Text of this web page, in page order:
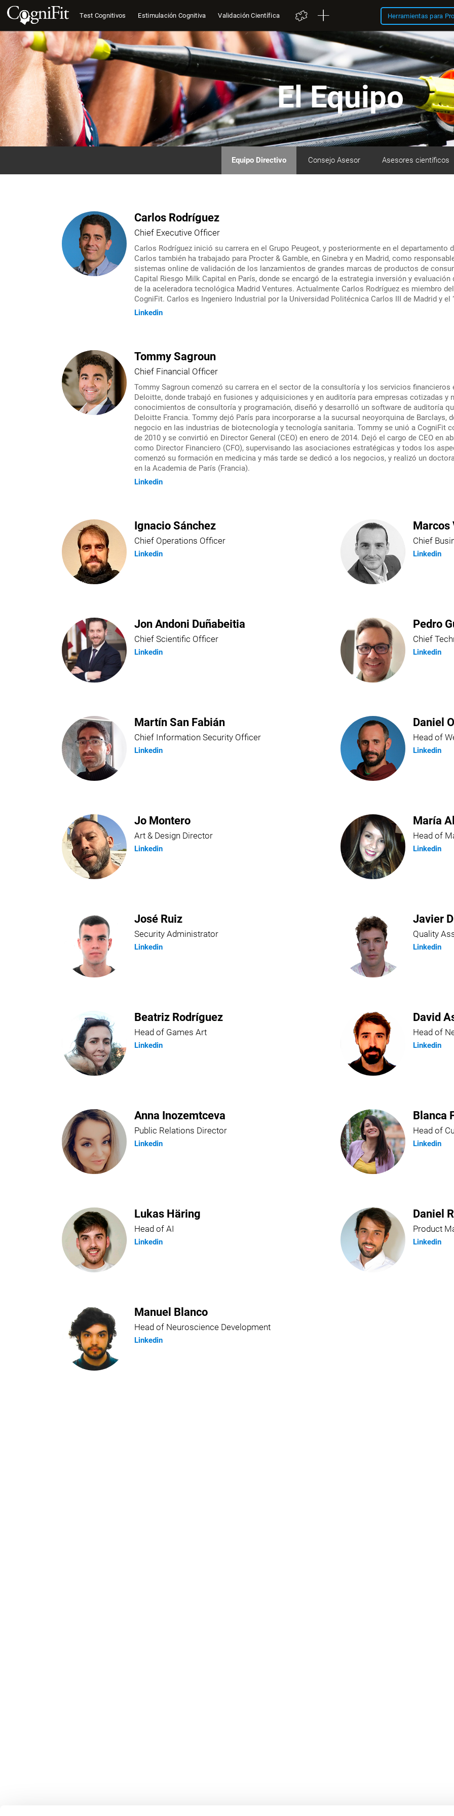
Test Cognitivos Estimulación Cognitiva Validación Científica Herramientas para
El Equipo
Equipo Directivo Consejo Asesor Asesores científicos
Carlos Rodríguez
Chief Executive Officer
Carlos Rodríguez inició su carrera en el Grupo Peugeot, y posteriormente en el departamento
Carlos también ha trabajado para Procter & Gamble, en Ginebra y en Madrid, como
sistemas online de validación de los lanzamientos de grandes marcas de productos de
Capital Riesgo Milk Capital en París, donde se encargó de la estrategia inversión y
de la aceleradora tecnológica Madrid Ventures. Actualmente Carlos Rodríguez es miembro
CogniFit. Carlos es Ingeniero Industrial por la Universidad Politécnica Carlos III de Madrid y el
Linkedin
Tommy Sagroun
Chief Financial Officer
Tommy Sagroun comenzó su carrera en el sector de la consultoría y los servicios financieros
Deloitte, donde trabajó en fusiones y adquisiciones y en auditoría para empresas cotizadas y
conocimientos de consultoría y programación, diseñó y desarrolló un software de auditoría
Deloitte Francia. Tommy dejó París para incorporarse a la sucursal neoyorquina de Barclays,
negocio en las industrias de biotecnología y tecnología sanitaria. Tommy se unió a CogniFit
de 2010 y se convirtió en Director General (CEO) en enero de 2014. Dejó el cargo de CEO en
como Director Financiero (CFO), supervisando las asociaciones estratégicas y todos los
comenzó su formación en medicina y más tarde se dedicó a los negocios, y realizó un
en la Academia de París (Francia).
Linkedin
Ignacio Sánchez
Chief Operations Officer
Linkedin
Marcos
Chief
Linkedin
Jon Andoni Duñabeitia
Chief Scientific Officer
Linkedin
Pedro
Chief
Linkedin
Martín San Fabián
Chief Information Security Officer
Linkedin
Daniel
Head of
Linkedin
Jo Montero
Art & Design Director
Linkedin
María
Head of
Linkedin
José Ruiz
Security Administrator
Linkedin
Javier
Quality
Linkedin
Beatriz Rodríguez
Head of Games Art
Linkedin
David
Head of
Linkedin
Anna Inozemtceva
Public Relations Director
Linkedin
Blanca
Head of
Linkedin
Lukas Häring
Head of AI
Linkedin
Daniel
Product
Linkedin
Manuel Blanco
Head of Neuroscience Development
Linkedin